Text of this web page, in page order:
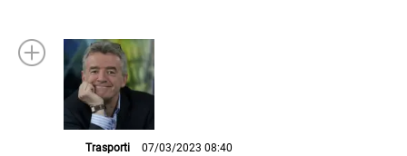
Trasporti 07/03/2023 08:40